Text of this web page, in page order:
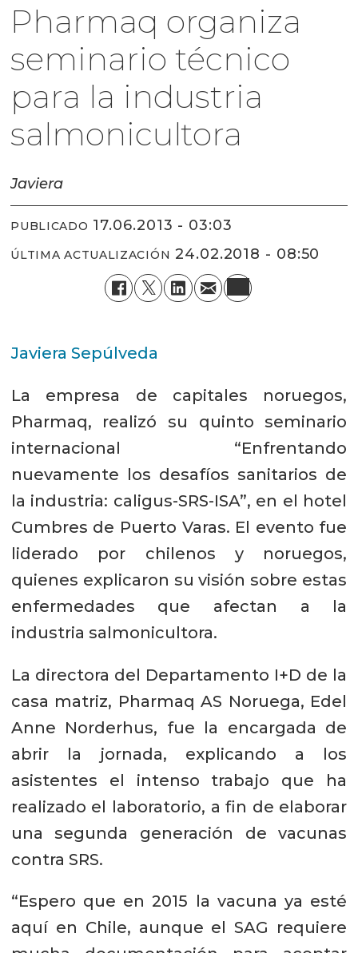
Pharmaq organiza
seminario técnico
para la industria
salmonicultora
Javiera
PUBLICADO 17.06.2013 - 03:03
ÚLTIMA ACTUALIZACIÓN 24.02.2018 - 08:50
Javiera Sepúlveda
La empresa de capitales noruegos,
Pharmaq, realizó su quinto seminario
internacional “Enfrentando
nuevamente los desafíos sanitarios de
la industria: caligus-SRS-ISA”, en el hotel
Cumbres de Puerto Varas. El evento fue
liderado por chilenos y noruegos,
quienes explicaron su visión sobre estas
enfermedades que afectan a la
industria salmonicultora.
La directora del Departamento I+D de la
casa matriz, Pharmaq AS Noruega, Edel
Anne Norderhus, fue la encargada de
abrir la jornada, explicando a los
asistentes el intenso trabajo que ha
realizado el laboratorio, a fin de elaborar
una segunda generación de vacunas
contra SRS.
“Espero que en 2015 la vacuna ya esté
aquí en Chile, aunque el SAG requiere